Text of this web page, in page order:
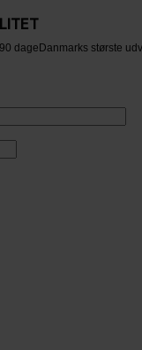
dageDanmarks største